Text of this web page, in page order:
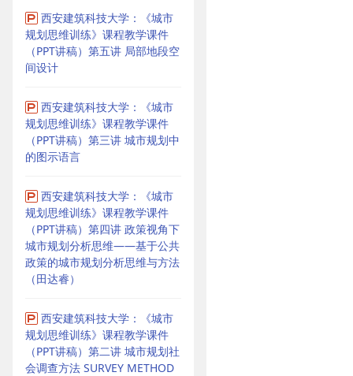
西安建筑科技大学：《城市
规划思维训练》课程教学课件
（PPT讲稿）第五讲 局部地段空
间设计
西安建筑科技大学：《城市
规划思维训练》课程教学课件
（PPT讲稿）第三讲 城市规划中
的图示语言
西安建筑科技大学：《城市
规划思维训练》课程教学课件
（PPT讲稿）第四讲 政策视角下
城市规划分析思维——基于公共
政策的城市规划分析思维与方法
（田达睿）
西安建筑科技大学：《城市
规划思维训练》课程教学课件
（PPT讲稿）第二讲 城市规划社
会调查方法 SURVEY METHOD